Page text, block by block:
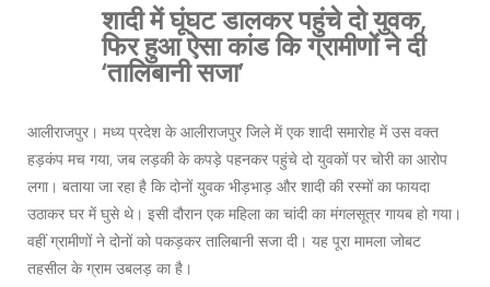
शादी में घूंघट डालकर पहुंचे दो युवक,
फिर हुआ ऐसा कांड कि ग्रामीणों ने दी
‘तालिबानी सजा’
आलीराजपुर। मध्य प्रदेश के आलीराजपुर जिले में एक शादी समारोह में उस वक्त
हड़कंप मच गया, जब लड़की के कपड़े पहनकर पहुंचे दो युवकों पर चोरी का आरोप
लगा। बताया जा रहा है कि दोनों युवक भीड़भाड़ और शादी की रस्मों का फायदा
उठाकर घर में घुसे थे। इसी दौरान एक महिला का चांदी का मंगलसूत्र गायब हो गया।
वहीं ग्रामीणों ने दोनों को पकड़कर तालिबानी सजा दी। यह पूरा मामला जोबट
तहसील के ग्राम उबलड़ का है।